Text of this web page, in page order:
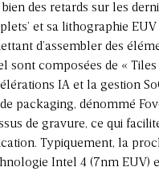
des retards sur les
et sa lithographie EUV
d’assembler des
sont composées de «
IA et la gestion
packaging, dénommé
de gravure, ce qui
Typiquement, la
Intel 4 (7nm EUV)